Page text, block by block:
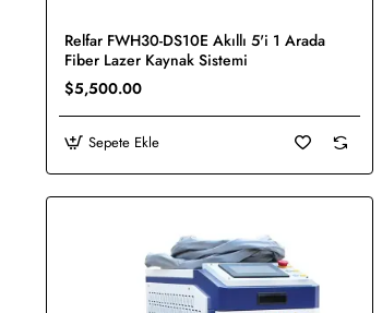
Yeni
Relfar FWH30-DS10E Akıllı 5'i 1 Arada
Fiber Lazer Kaynak Sistemi
$5,500.00
Sepete Ekle